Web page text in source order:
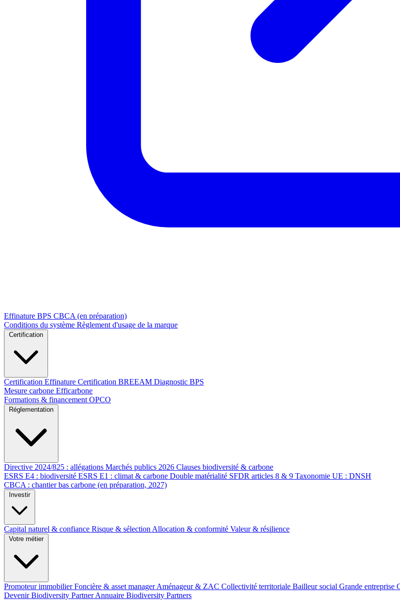
Effinature BPS CBCA (en préparation)
Conditions du système Règlement d'usage de la marque
Certification
Certification Effinature Certification BREEAM Diagnostic BPS
Mesure carbone Efficarbone
Formations & financement OPCO
Réglementation
Directive 2024/825 : allégations Marchés publics 2026 Clauses biodiversité & carbone
ESRS E4 : biodiversité ESRS E1 : climat & carbone Double matérialité SFDR articles 8 & 9 Taxonomie UE : DNSH
CBCA : chantier bas carbone (en préparation, 2027)
Investir
Capital naturel & confiance Risque & sélection Allocation & conformité Valeur & résilience
Votre métier
Promoteur immobilierFoncière & asset managerAménageur & ZAC Collectivité territoriale Bailleur social Grande entreprise
Devenir Biodiversity PartnerAnnuaire Biodiversity Partners